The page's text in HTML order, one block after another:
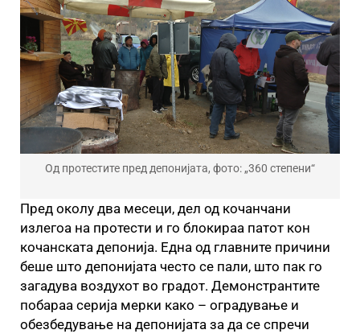
Од протестите пред депонијата, фото: „360 степени“
Пред околу два месеци, дел од кочанчани
излегоа на протести и го блокираа патот кон
кочанската депонија. Една од главните причини
беше што депонијата често се пали, што пак го
загадува воздухот во градот. Демонстрантите
побараа серија мерки како – оградување и
обезбедување на депонијата за да се спречи